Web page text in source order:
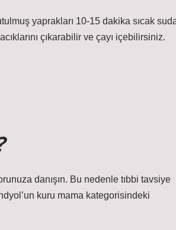
yaprakları 10-15 dakika sıcak
çıkarabilir ve çayı içebilirsiniz.
danışın. Bu nedenle tıbbi tavsiye
kuru mama kategorisindeki